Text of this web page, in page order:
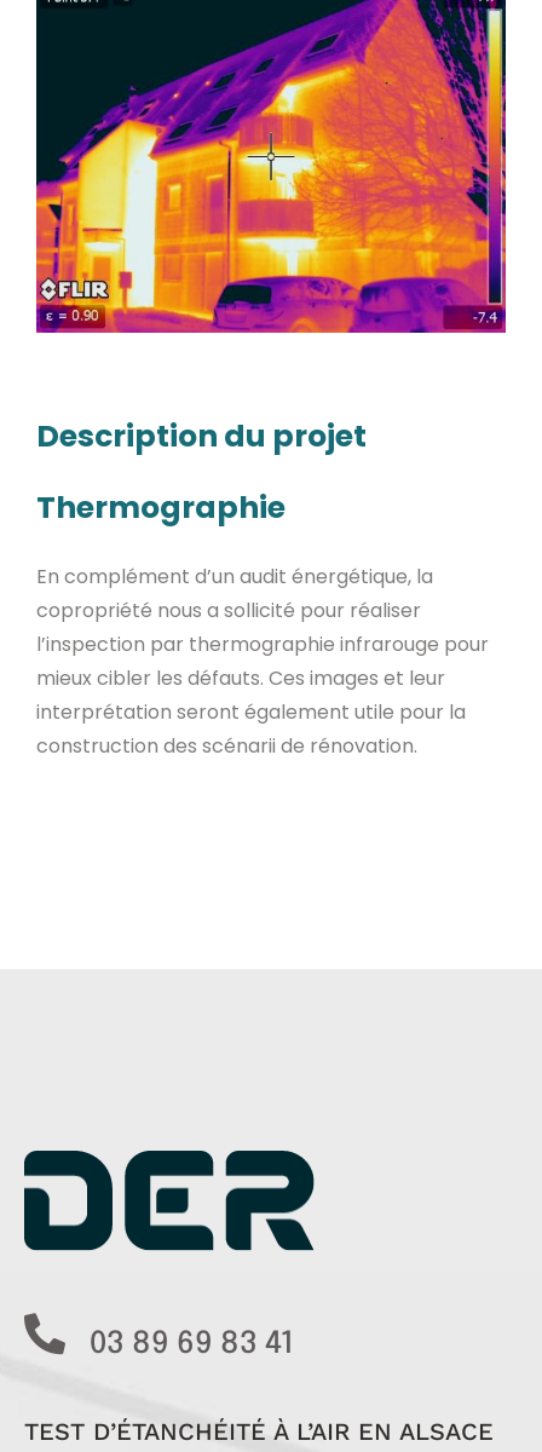
Description du projet
Thermographie
En complément d’un audit énergétique, la
copropriété nous a sollicité pour réaliser
l’inspection par thermographie infrarouge pour
mieux cibler les défauts. Ces images et leur
interprétation seront également utile pour la
construction des scénarii de rénovation.
03 89 69 83 41
TEST D’ÉTANCHÉITÉ À L’AIR EN ALSACE